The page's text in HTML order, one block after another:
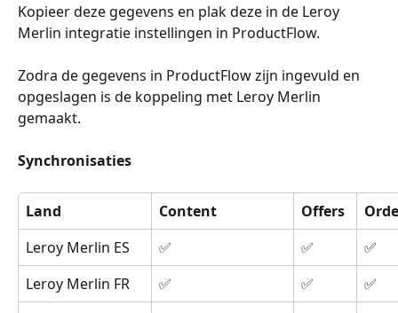
Kopieer deze gegevens en plak deze in de Leroy
Merlin integratie instellingen in ProductFlow.
Zodra de gegevens in ProductFlow zijn ingevuld en
opgeslagen is de koppeling met Leroy Merlin
gemaakt.
Synchronisaties
Land Content Offers
Leroy Merlin ES
✅ ✅
✅
Leroy Merlin FR
✅ ✅
✅